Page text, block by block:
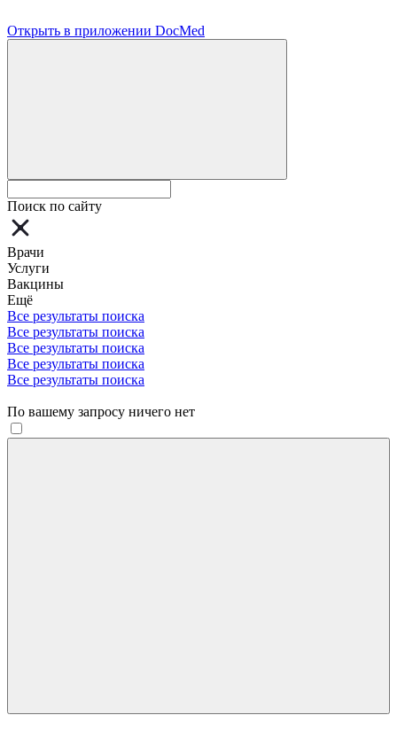
Открыть в приложении DocMed
Поиск по сайту
Врачи
Услуги
Вакцины
Ещё
Все результаты поиска
Все результаты поиска
Все результаты поиска
Все результаты поиска
Все результаты поиска
По вашему запросу ничего нет